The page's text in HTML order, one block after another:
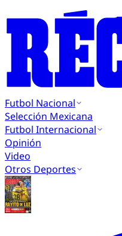
Futbol Nacional
Selección Mexicana
Futbol Internacional
Opinión
Video
Otros Deportes